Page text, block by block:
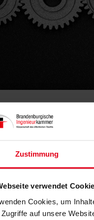
Zustimmung
verwendet
Cookies, um
Zugriffe auf unsere
Zahlen
nur jeder fünfte